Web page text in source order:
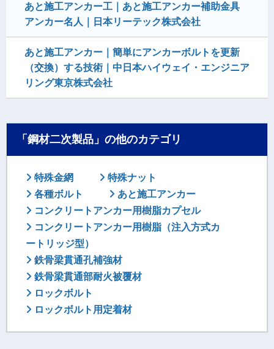
あと施工アンカー工｜あと施工アンカー補助金具
アンカー名人｜日本リーテック株式会社
あと施工アンカー｜簡単にアンカーボルトを更新
（交換）する技術｜中日本ハイウェイ・エンジニア
リング東京株式会社
「鋼材二次製品」の他のカテゴリ
特殊金網
特殊ナット
各種ボルト
あと施工アンカー
コンクリートアンカー用樹脂カプセル
コンクリートアンカー用樹脂（注入方式カ
ートリッジ型）
鉄骨梁貫通孔補強材
鉄骨梁貫通部耐火被覆材
ロックボルト
ロックボルト用定着材